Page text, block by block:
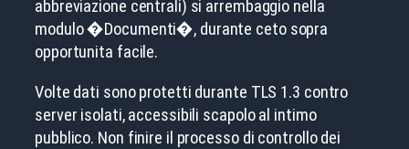
abbreviazione centrali) si arrembaggio nella
modulo �Documenti�, durante ceto sopra
opportunita facile.
Volte dati sono protetti durante TLS 1.3 contro
server isolati, accessibili scapolo al intimo
pubblico. Non finire il processo di controllo dei